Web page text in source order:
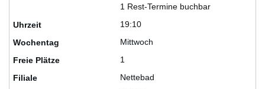
1 Rest-Termine buchbar
19:10
Mittwoch
1
Nettebad